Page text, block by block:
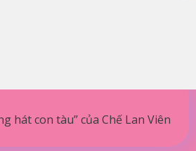
hát con tàu” của Chế Lan Viên